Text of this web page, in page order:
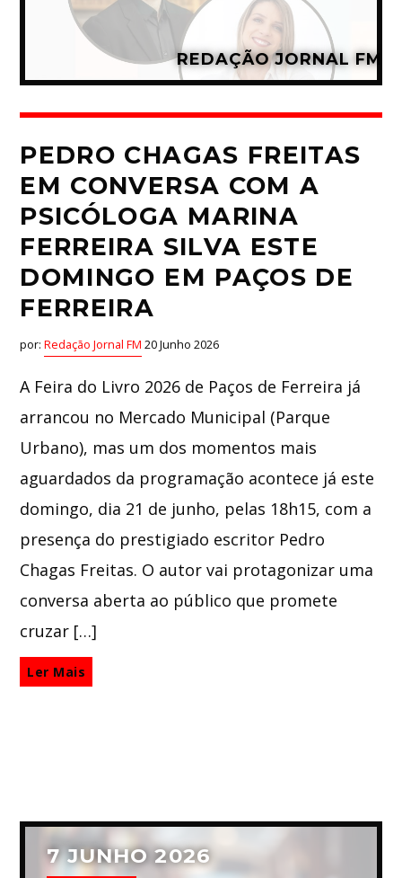
REDAÇÃO JORNAL FM
PEDRO CHAGAS FREITAS
EM CONVERSA COM A
PSICÓLOGA MARINA
FERREIRA SILVA ESTE
DOMINGO EM PAÇOS DE
FERREIRA
por:Redação Jornal FM 20 Junho 2026
A Feira do Livro 2026 de Paços de Ferreira já
arrancou no Mercado Municipal (Parque
Urbano), mas um dos momentos mais
aguardados da programação acontece já este
domingo, dia 21 de junho, pelas 18h15, com a
presença do prestigiado escritor Pedro
Chagas Freitas. O autor vai protagonizar uma
conversa aberta ao público que promete
cruzar […]
Ler Mais
7 JUNHO 2026